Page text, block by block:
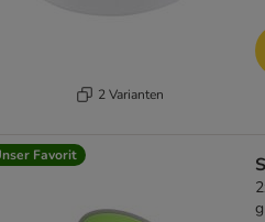
2 Varianten
Favorit